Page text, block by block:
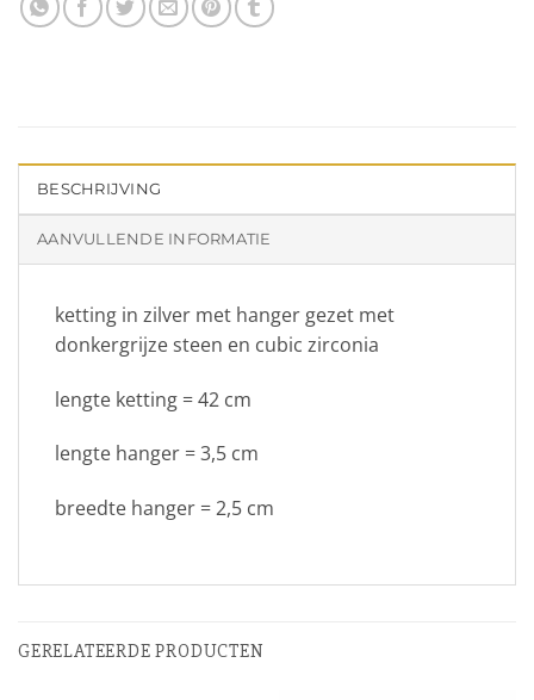
BESCHRIJVING
AANVULLENDE INFORMATIE
ketting in zilver met hanger gezet met
donkergrijze steen en cubic zirconia
lengte ketting = 42 cm
lengte hanger = 3,5 cm
breedte hanger = 2,5 cm
GERELATEERDE PRODUCTEN